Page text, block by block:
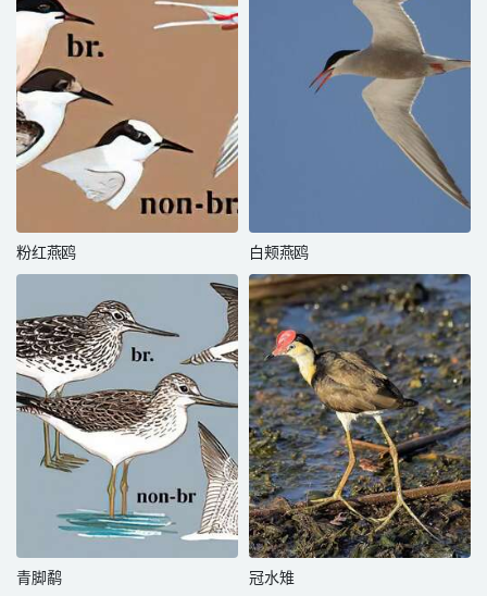
粉红燕鸥 白颊燕鸥
青脚鹬 冠水雉